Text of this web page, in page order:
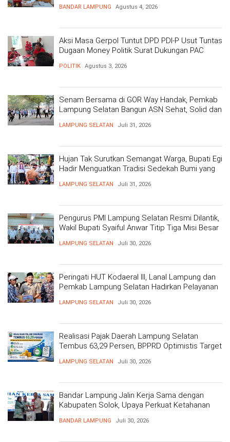
BANDAR LAMPUNG Agustus 4, 2026
Aksi Masa Gerpol Tuntut DPD PDI-P Usut Tuntas
Dugaan Money Politik Surat Dukungan PAC
POLITIK Agustus 3, 2026
Senam Bersama di GOR Way Handak, Pemkab
Lampung Selatan Bangun ASN Sehat, Solid dan
LAMPUNG SELATAN Juli 31, 2026
Hujan Tak Surutkan Semangat Warga, Bupati Egi
Hadir Menguatkan Tradisi Sedekah Bumi yang
LAMPUNG SELATAN Juli 31, 2026
Pengurus PMI Lampung Selatan Resmi Dilantik,
Wakil Bupati Syaiful Anwar Titip Tiga Misi Besar
LAMPUNG SELATAN Juli 30, 2026
Peringati HUT Kodaeral III, Lanal Lampung dan
Pemkab Lampung Selatan Hadirkan Pelayanan
LAMPUNG SELATAN Juli 30, 2026
Realisasi Pajak Daerah Lampung Selatan
Tembus 63,29 Persen, BPPRD Optimistis Target
LAMPUNG SELATAN Juli 30, 2026
Bandar Lampung Jalin Kerja Sama dengan
Kabupaten Solok, Upaya Perkuat Ketahanan
BANDAR LAMPUNG Juli 30, 2026